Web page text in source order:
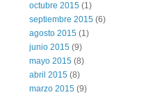
octubre 2015 (1)
septiembre 2015 (6)
agosto 2015 (1)
junio 2015 (9)
mayo 2015 (8)
abril 2015 (8)
marzo 2015 (9)